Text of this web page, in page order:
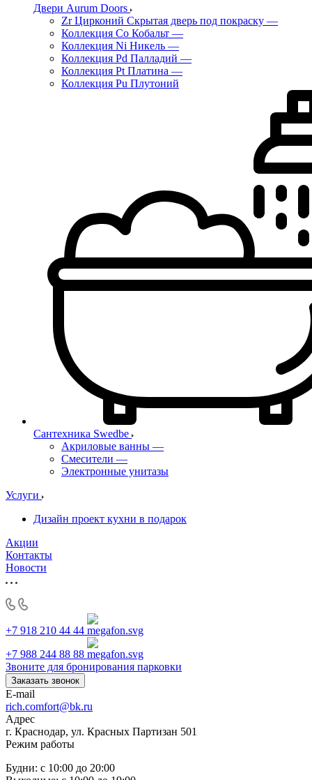
Двери Aurum Doors
Zr Цирконий Скрытая дверь под покраску —
Коллекция Co Кобальт —
Коллекция Ni Никель —
Коллекция Pd Палладий —
Коллекция Pt Платина —
Коллекция Pu Плутоний
Сантехника Swedbe
Акриловые ванны —
Смесители —
Электронные унитазы
Услуги
Дизайн проект кухни в подарок
Акции
Контакты
Новости
+7 918 210 44 44
+7 988 244 88 88
Звоните для бронирования парковки
Заказать звонок
E-mail
rich.comfort@bk.ru
Адрес
г. Краснодар, ул. Красных Партизан 501
Режим работы
Будни: с 10:00 до 20:00